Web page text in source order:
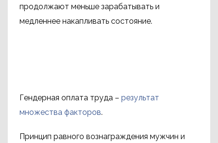
продолжают меньше зарабатывать и
медленнее накапливать состояние.
Гендерная оплата труда – результат
множества факторов.
Принцип равного вознаграждения мужчин и